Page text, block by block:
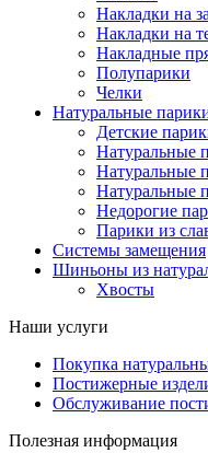
Накладки на
Накладки на
Накладные
Полупарики
Челки
Натуральные
Детские
Натуральные
Натуральные
Натуральные
Недорогие
Парики из
Системы замещения
Шиньоны из
Хвосты
Наши услуги
Покупка
Постижерные
Обслуживание
Полезная информация